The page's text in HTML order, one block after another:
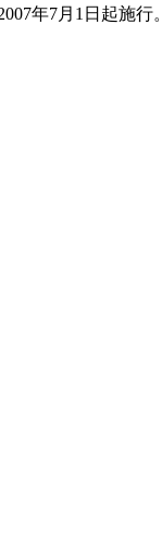
年7月1日起施行。